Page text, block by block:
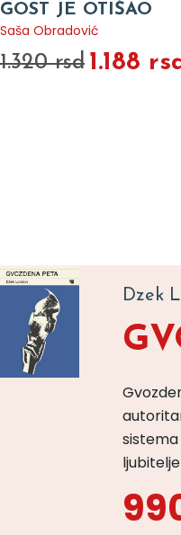
GOST JE OTIŠAO
Saša Obradović
1.320 rsd 1.188
Dzek